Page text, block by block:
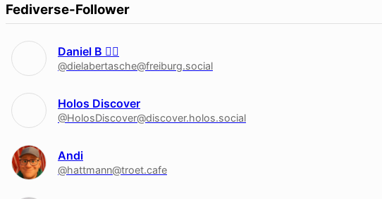
Fediverse-Follower
Daniel B 🏳‍🌈
@dielabertasche@freiburg.social
Holos Discover
@HolosDiscover@discover.holos.social
Andi
@hattmann@troet.cafe